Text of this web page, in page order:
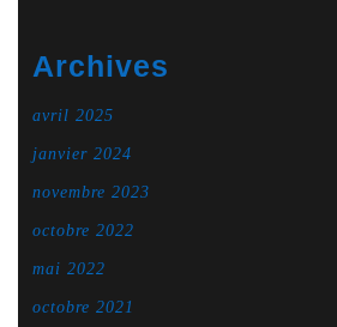
Archives
avril 2025
janvier 2024
novembre 2023
octobre 2022
mai 2022
octobre 2021